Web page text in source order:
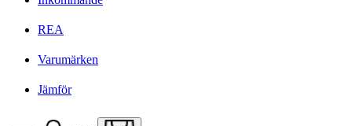
REA
Varumärken
Jämför